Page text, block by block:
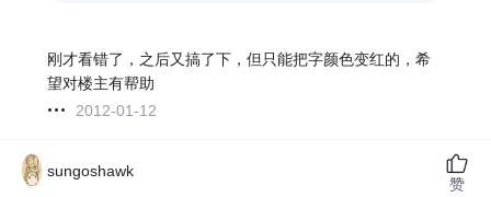
刚才看错了，之后又搞了下，但只能把字颜色变红的，希
望对楼主有帮助
2012-01-12
sungoshawk
赞